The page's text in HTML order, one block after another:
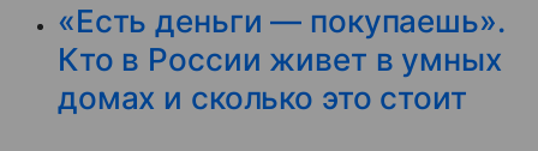
«Есть деньги — покупаешь».
Кто в России живет в умных
домах и сколько это стоит